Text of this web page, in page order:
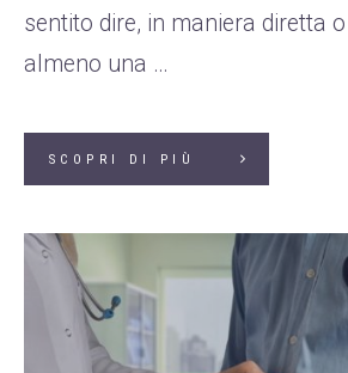
sentito dire, in maniera diretta
almeno una …
SCOPRI DI PIÙ